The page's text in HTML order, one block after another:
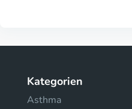
Kategorien
Asthma